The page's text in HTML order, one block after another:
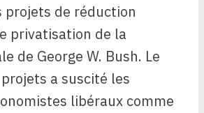
projets de réduction
privatisation de la
de George W. Bush. Le
a suscité les
libéraux comme